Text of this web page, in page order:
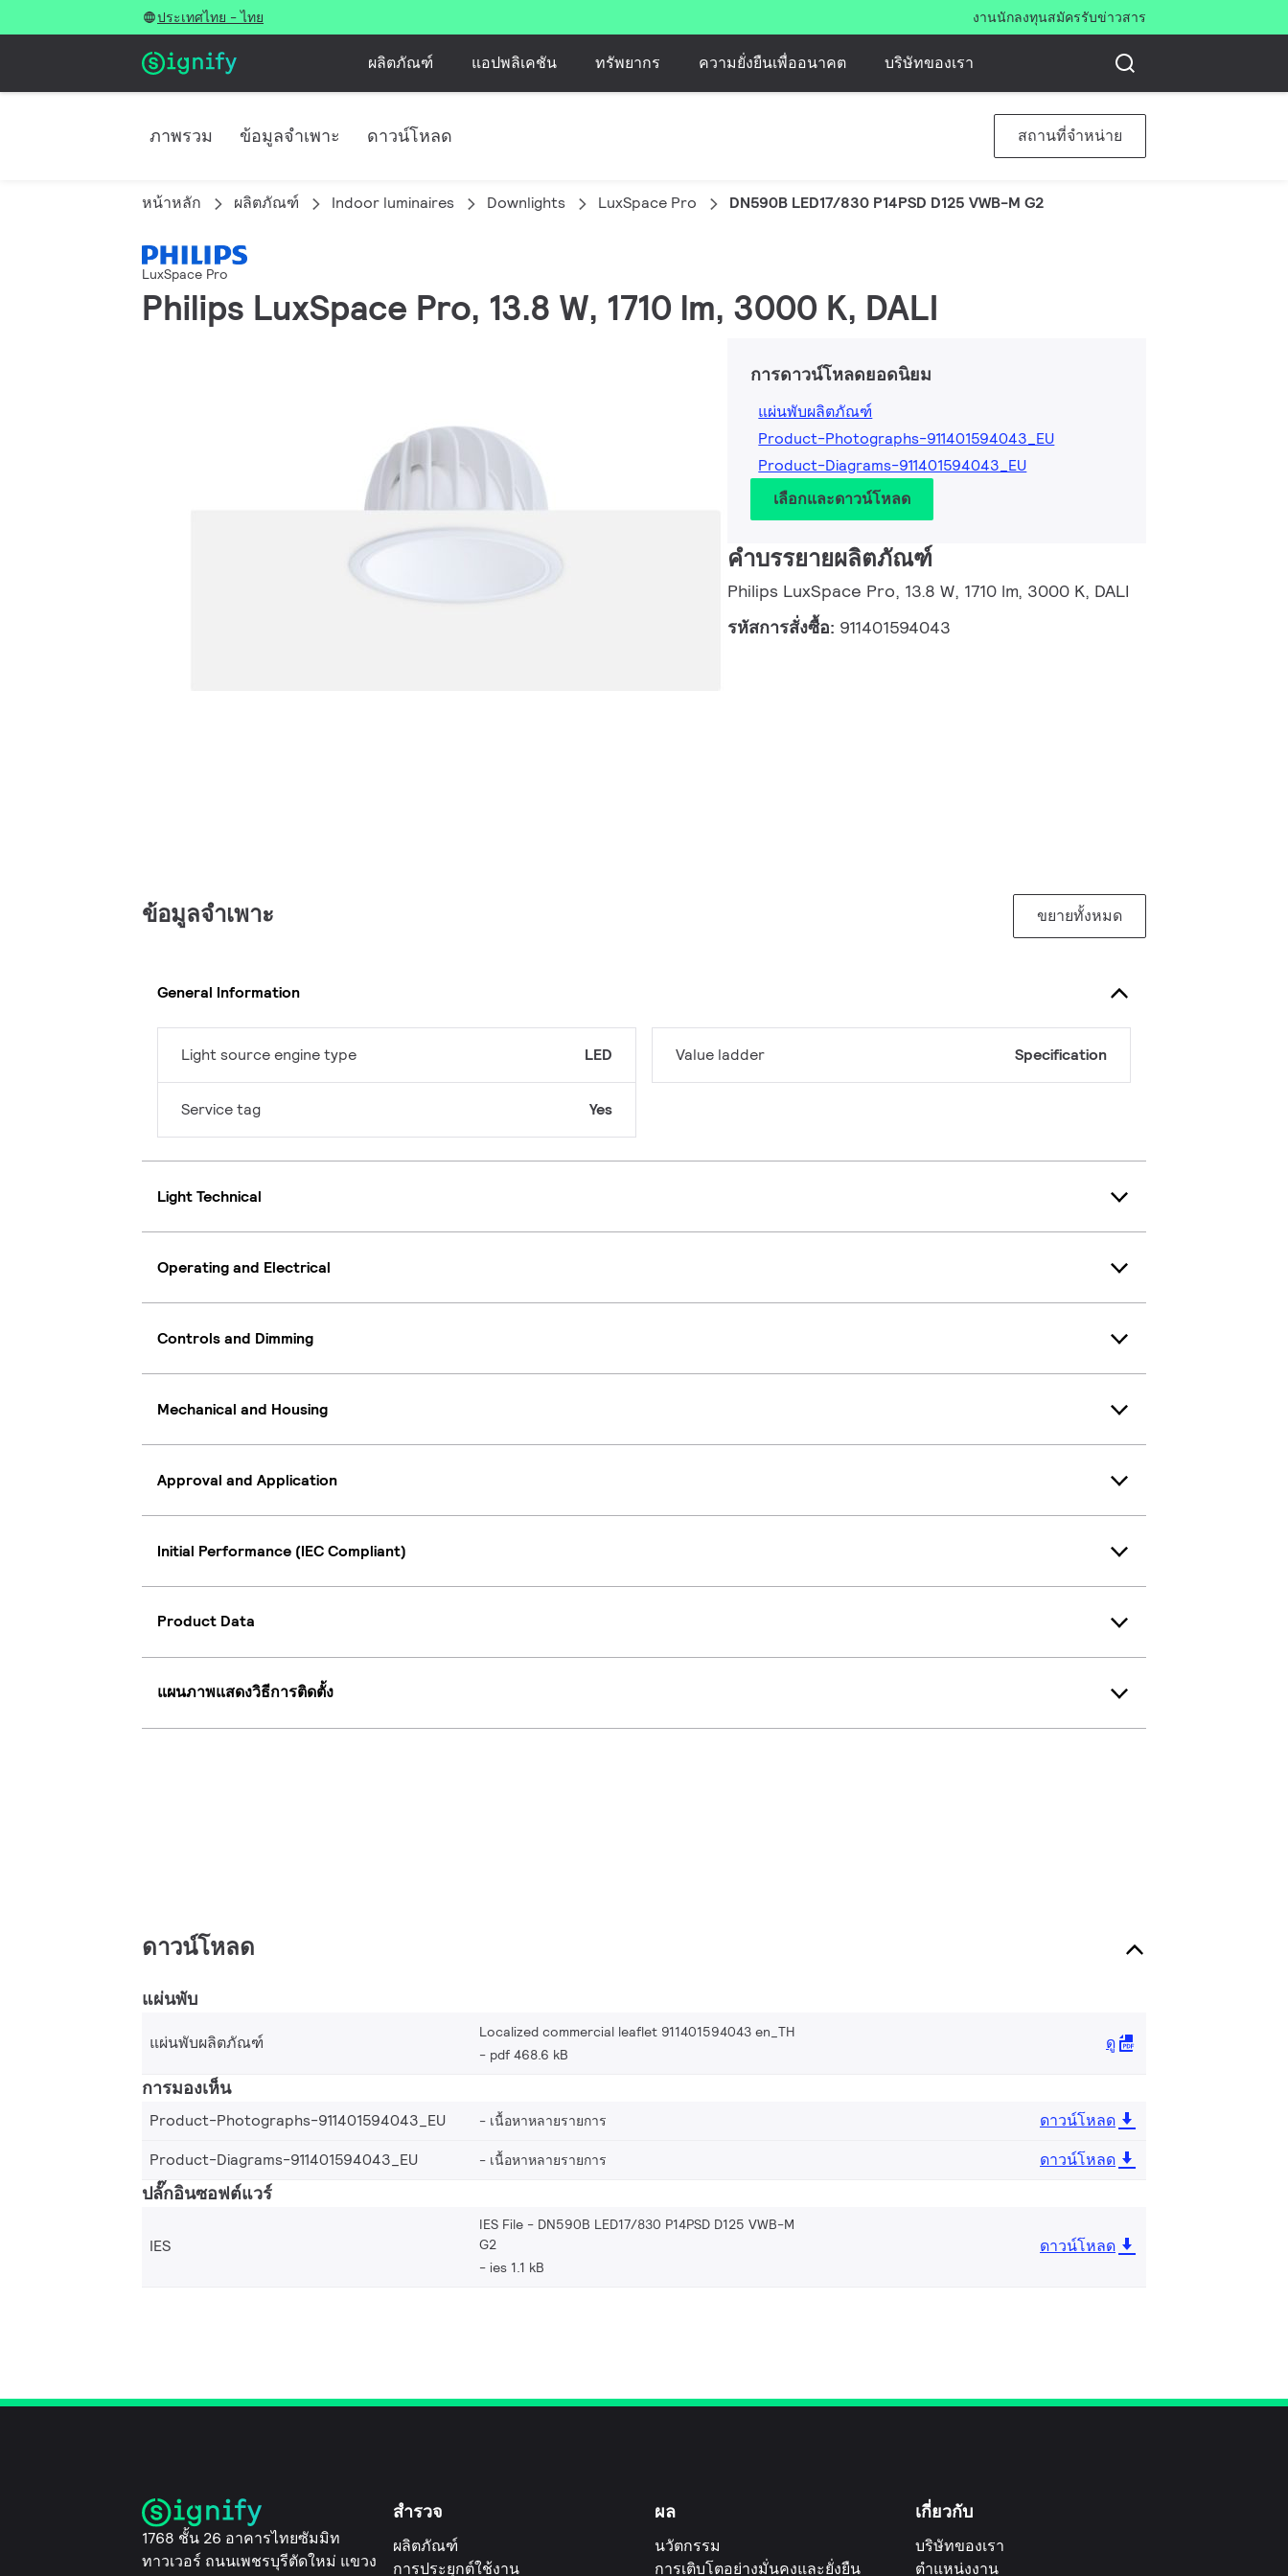
ประเทศไทย - ไทย งานนักลงทุนสมัครรับข่าวสาร
ผลิตภัณฑ์ แอปพลิเคชัน ทรัพยากร ความยั่งยืนเพื่ออนาคต บริษัทของเรา
ภาพรวม ข้อมูลจำเพาะ ดาวน์โหลด สถานที่จำหน่าย
หน้าหลัก ผลิตภัณฑ์ Indoor luminaires Downlights LuxSpace Pro DN590B LED17/830 P14PSD D125 VWB-M G2
LuxSpace Pro
Philips LuxSpace Pro, 13.8 W, 1710 lm, 3000 K, DALI
การดาวน์โหลดยอดนิยม
แผ่นพับผลิตภัณฑ์
Product-Photographs-911401594043_EU
Product-Diagrams-911401594043_EU
เลือกและดาวน์โหลด
คำบรรยายผลิตภัณฑ์
Philips LuxSpace Pro, 13.8 W, 1710 lm, 3000 K, DALI
รหัสการสั่งซื้อ: 911401594043
ข้อมูลจำเพาะ ขยายทั้งหมด
General Information
Light source engine type LED
Service tag Yes
Value ladder Specification
Light Technical
Operating and Electrical
Controls and Dimming
Mechanical and Housing
Approval and Application
Initial Performance (IEC Compliant)
Product Data
แผนภาพแสดงวิธีการติดตั้ง
ดาวน์โหลด
แผ่นพับ
แผ่นพับผลิตภัณฑ์
Localized commercial leaflet 911401594043 en_TH
pdf 468.6 kB
ดู
การมองเห็น
Product-Photographs-911401594043_EU เนื้อหาหลายรายการ
ดาวน์โหลด
Product-Diagrams-911401594043_EU
เนื้อหาหลายรายการ ดาวน์โหลด
ปลั๊กอินซอฟต์แวร์
IES
IES File - DN590B LED17/830 P14PSD D125 VWB-M
G2
ies 1.1 kB
ดาวน์โหลด
1768 ชั้น 26 อาคารไทยซัมมิท
ทาวเวอร์ ถนนเพชรบุรีตัดใหม่ แขวง
สำรวจ
ผลิตภัณฑ์
การประยุกต์ใช้งาน
ผล
นวัตกรรม
การเติบโตอย่างมั่นคงและยั่งยืน
เกี่ยวกับ
บริษัทของเรา
ตำแหน่งงาน